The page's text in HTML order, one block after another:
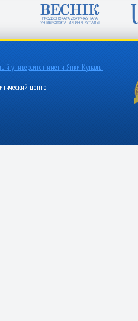
университет имени Янки Купалы
центр